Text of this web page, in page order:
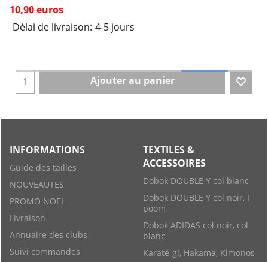
10,90 euros
Délai de livraison: 4-5 jours
Ajouter au panier
INFORMATIONS
Guide des tailles
NOUVEAUTES
PROMO NOEL
Livraison
Annuaire des clubs
Suivi commandes
TEXTILES &
ACCESSOIRES
Dobok DOUBLE Y col blanc
Dobok DOUBLE Y col noir, I
poom
Dobok ADIDAS col noir, col
blanc
Karaté-gi, Hakama, Kimonos